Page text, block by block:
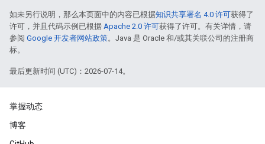
如未另行说明，那么本页面中的内容已根据知识共享署名 4.0 许可获得了
许可，并且代码示例已根据 Apache 2.0 许可获得了许可。有关详情，请
参阅 Google 开发者网站政策。Java 是 Oracle 和/或其关联公司的注册商
标。
最后更新时间 (UTC)：2026-07-14。
掌握动态
博客